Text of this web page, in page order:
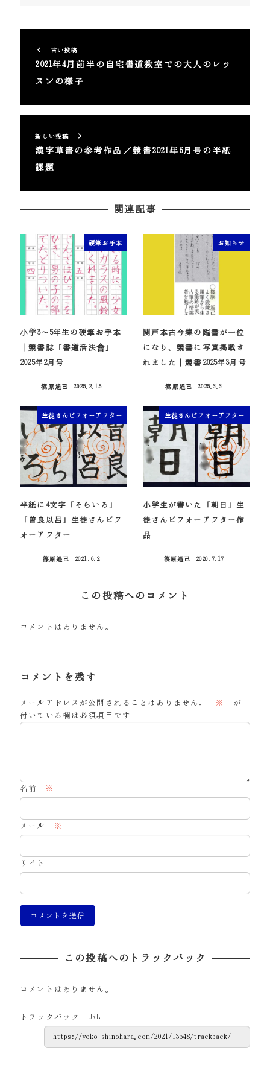
古い投稿
2021年4月前半の自宅書道教室での大人のレッ
スンの様子
新しい投稿
漢字草書の参考作品／競書2021年6月号の半紙
課題
関連記事
硬筆お手本
小学3～5年生の硬筆お手本
｜競書誌「書道活法會」
2025年2月号
篠原遙己
2025.2.15
お知らせ
関戸本古今集の臨書が一位
になり、競書に写真掲載さ
れました｜競書2025年3月号
篠原遙己
2025.3.3
生徒さんビフォーアフター
半紙に4文字「そらいろ」
「曽良以呂」生徒さんビフ
ォーアフター
篠原遙己
2021.6.2
生徒さんビフォーアフター
小学生が書いた「朝日」生
徒さんビフォーアフター作
品
篠原遙己
2020.7.17
この投稿へのコメント
コメントはありません。
コメントを残す
メールアドレスが公開されることはありません。 ※
が
付いている欄は必須項目です
名前 ※
メール ※
サイト
この投稿へのトラックバック
コメントはありません。
トラックバック URL